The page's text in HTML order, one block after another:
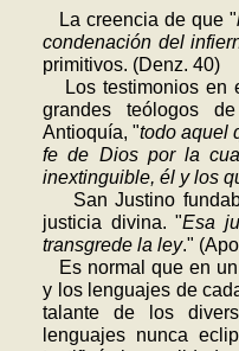
La creencia de que "
condenación del
primitivos. (Denz. 40)
Los testimonios en
grandes teólogos
Antioquía, "todo aquel
fe de Dios por la
inextinguible, él y los
San Justino
justicia divina. "Esa
transgrede la ley."
Es normal que en
y los lenguajes de
talante de los
lenguajes nunca